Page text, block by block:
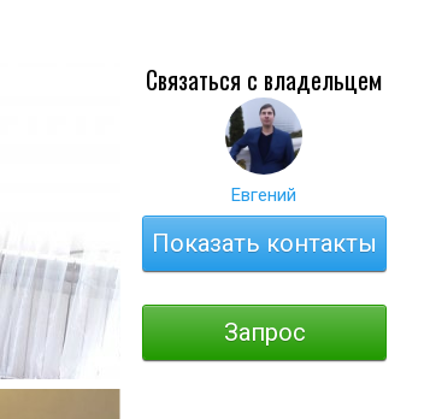
Связаться с владельцем
Евгений
Показать контакты
Запрос